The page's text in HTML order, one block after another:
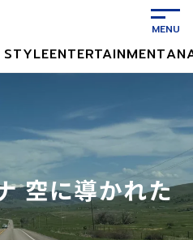
STYLEENTERTAINMENT
空に導かれた